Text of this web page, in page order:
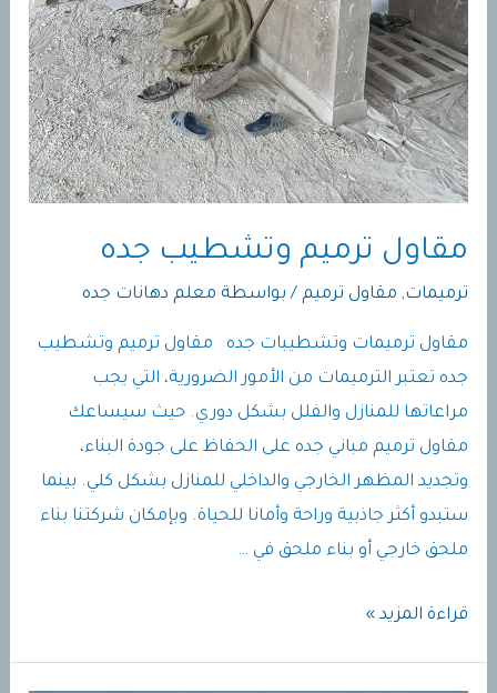
مقاول ترميم وتشطيب جده
ترميمات, مقاول ترميم / بواسطة معلم دهانات جده
مقاول ترميمات وتشطيبات جده مقاول ترميم وتشطيب
جده تعتبر الترميمات من الأمور الضرورية، التي يجب
مراعاتها للمنازل والفلل بشكل دوري. حيث سيساعك
مقاول ترميم مباني جده على الحفاظ على جودة البناء،
وتجديد المظهر الخارجي والداخلي للمنازل بشكل كلي. بينما
ستبدو أكثر جاذبية وراحة وأمانا للحياة. وبإمكان شركتنا بناء
ملحق خارجي أو بناء ملحق في …
مقاول
قراءة المزيد »